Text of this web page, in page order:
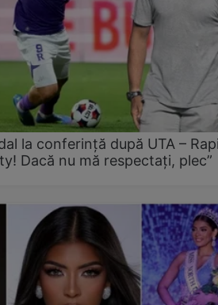
la conferință după UTA –
Dacă nu mă respectați, plec”